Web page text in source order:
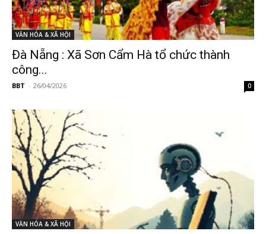
VĂN HÓA & XÃ HỘI
Đà Nẵng : Xã Sơn Cẩm Hà tổ chức thành
công...
BBT - 26/04/2026 0
VĂN HÓA & XÃ HỘI